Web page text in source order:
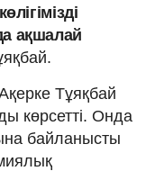
ақшалай
Тұяқбай
көрсетті. Онда
байланысты